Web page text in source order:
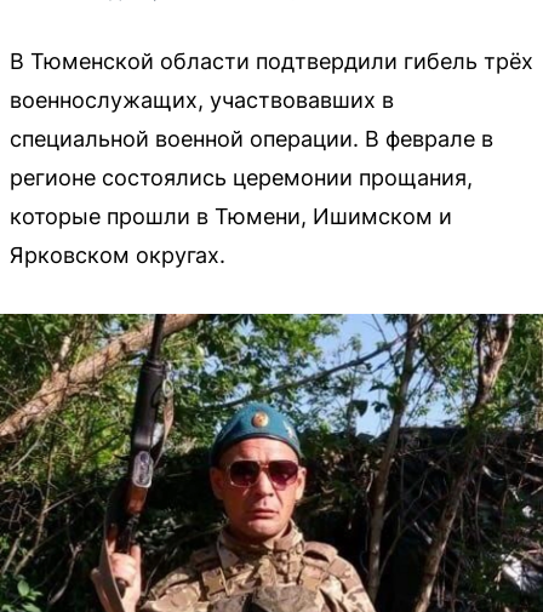
В Тюменской области подтвердили гибель трёх
военнослужащих, участвовавших в
специальной военной операции. В феврале в
регионе состоялись церемонии прощания,
которые прошли в Тюмени, Ишимском и
Ярковском округах.